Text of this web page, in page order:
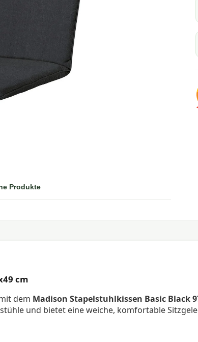
Produkte
cm
dem Madison Stapelstuhlkissen Basic Black
und bietet eine weiche, komfortable